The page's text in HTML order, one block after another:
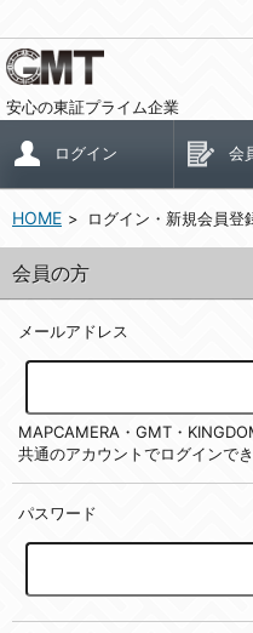
安心の東証プライム企業
ログイン 会
HOME ログイン・新規会員登
会員の方
メールアドレス
MAPCAMERA・GMT・
共通のアカウントでログインでき
パスワード